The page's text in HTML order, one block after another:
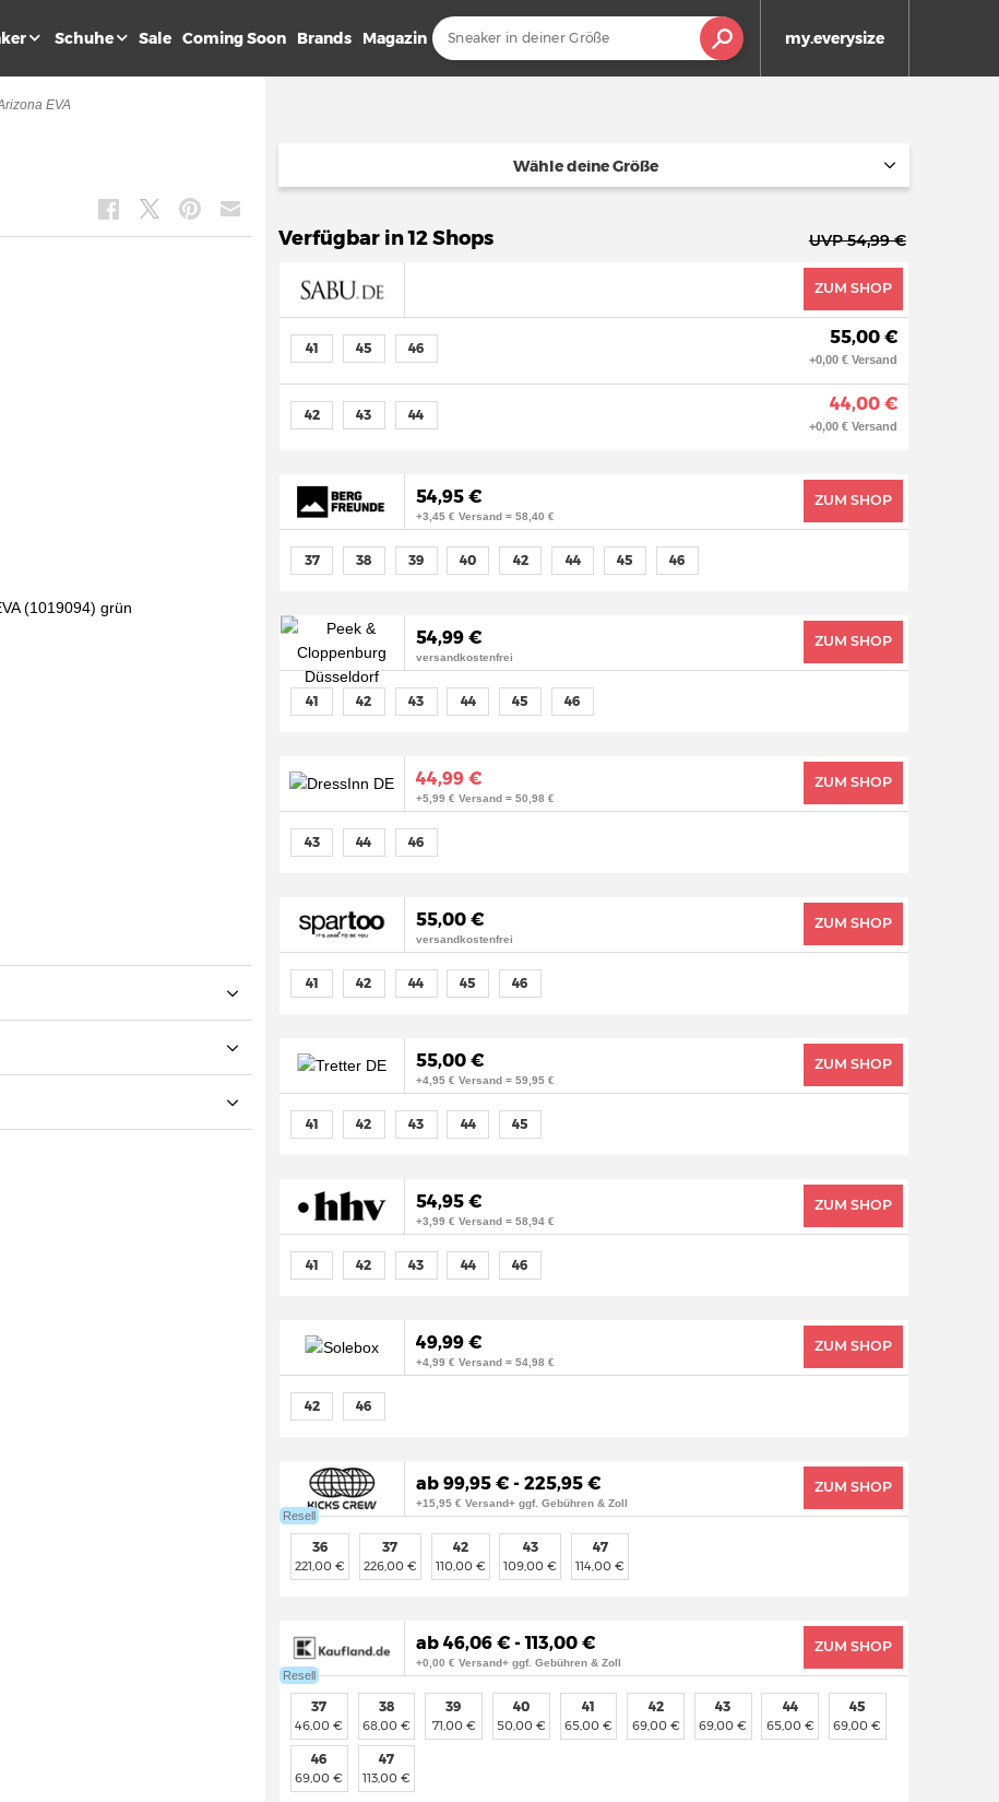
my.everysize
Schuhe Sale Coming Soon Brands Magazin
EVA
Wähle deine Größe
Verfügbar in 12 Shops UVP 54,99 €
ZUM SHOP
41 45 46
55,00 €
+0,00 € Versand
42 43 44
44,00 €
+0,00 € Versand
54,95 €
+3,45 € Versand = 58,40 €
ZUM SHOP
37 38 39 40 42 44 45 46
54,99 €
versandkostenfrei
ZUM SHOP
41 42 43 44 45 46
44,99 €
+5,99 € Versand = 50,98 €
ZUM SHOP
43 44 46
55,00 €
versandkostenfrei
ZUM SHOP
41 42 44 45 46
55,00 €
+4,95 € Versand = 59,95 €
ZUM SHOP
41 42 43 44 45
54,95 €
+3,99 € Versand = 58,94 €
ZUM SHOP
41 42 43 44 46
49,99 €
+4,99 € Versand = 54,98 €
ZUM SHOP
42 46
Resell
ab 99,95 € - 225,95 €
+15,95 € Versand+ ggf. Gebühren & Zoll
ZUM SHOP
36
221,00 €
37
226,00 €
42
110,00 €
43
109,00 €
47
114,00 €
Resell
ab 46,06 € - 113,00 €
+0,00 € Versand+ ggf. Gebühren & Zoll
ZUM SHOP
37
46,00 €
38
68,00 €
39
71,00 €
40
50,00 €
41
65,00 €
42
69,00 €
43
69,00 €
44
65,00 €
45
69,00 €
46
69,00 €
47
113,00 €